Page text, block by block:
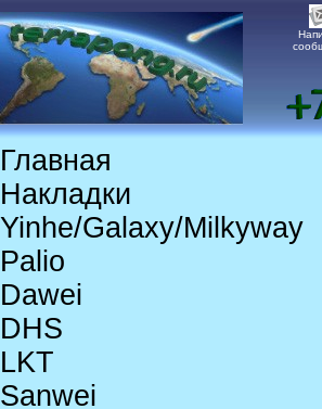
Главная
Накладки
Yinhe/Galaxy/Milkyway
Palio
Dawei
DHS
LKT
Sanwei